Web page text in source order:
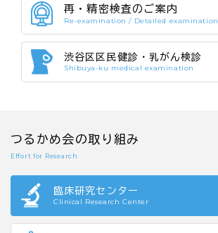
再・精密検査のご案内
Re-examination / Detailed examination
渋谷区区民健診・乳がん検診
Shibuya-ku medical examination
つるかめ会の取り組み
Effort for Research
臨床研究センター
Clinical Research Center